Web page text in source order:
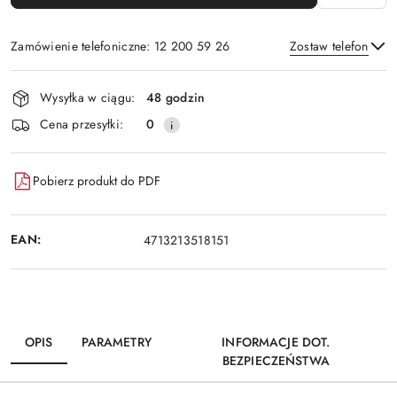
Zamówienie telefoniczne: 12 200 59 26 Zostaw telefon
Wyślij
Dostępność
i
dostawa
Wysyłka w ciągu:
48 godzin
Cena przesyłki:
0
Pobierz produkt do PDF
EAN: 4713213518151
OPIS PARAMETRY
INFORMACJE DOT.
BEZPIECZEŃSTWA